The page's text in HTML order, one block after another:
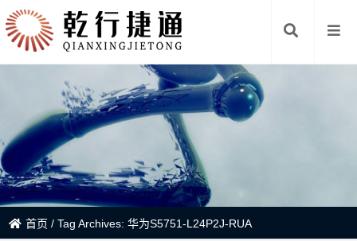
首页 /Tag Archives: 华为S5751-L24P2J-RUA